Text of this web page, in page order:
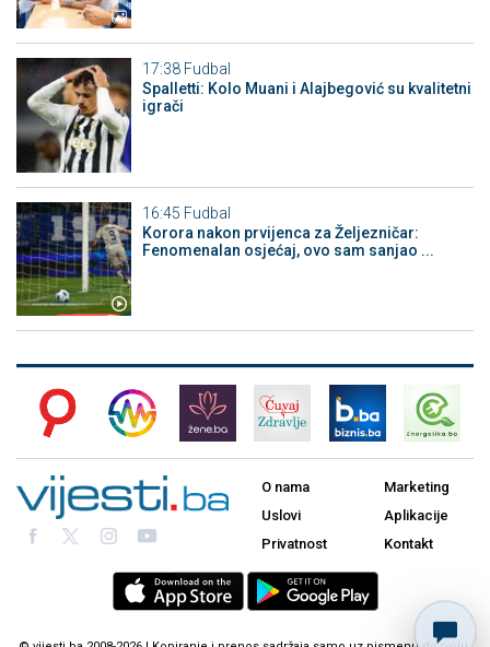
17:38 Fudbal
Spalletti: Kolo Muani i Alajbegović su kvalitetni
igrači
16:45 Fudbal
Korora nakon prvijenca za Željezničar:
Fenomenalan osjećaj, ovo sam sanjao ...
O nama
Uslovi
Privatnost
Marketing
Aplikacije
Kontakt